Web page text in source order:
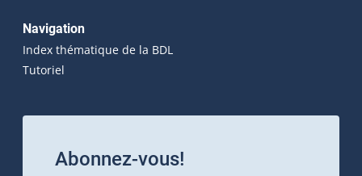
Navigation
Index thématique de la BDL
Tutoriel
Abonnez-vous!